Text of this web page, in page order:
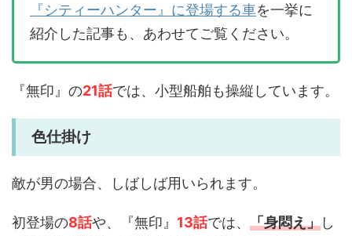
『シティーハンター』に登場する車を一挙に
紹介した記事も、あわせてご覧ください。
『無印』の21話では、小型船舶も操縦しています。
色仕掛け
敵が男の場合、しばしば用いられます。
初登場の8話や、『無印』 13話では、 「身悶え」し